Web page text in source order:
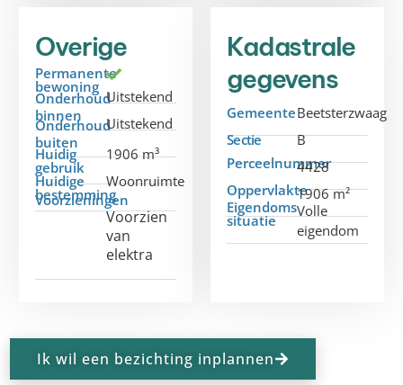
Overige
Permanente
bewoning
Onderhoud
binnen
Uitstekend
Onderhoud
buiten
Uitstekend
Huidig
gebruik
1906 m³
Huidige
bestemming
Woonruimte
Voorzieningen
Voorzien
van
elektra
Kadastrale
gegevens
GemeenteBeetsterzwaag
Sectie
B
Perceelnummer
4428
Oppervlakte1906 m²
Eigendoms
situatie
Volle
eigendom
Ik wil een bezichting inplannen